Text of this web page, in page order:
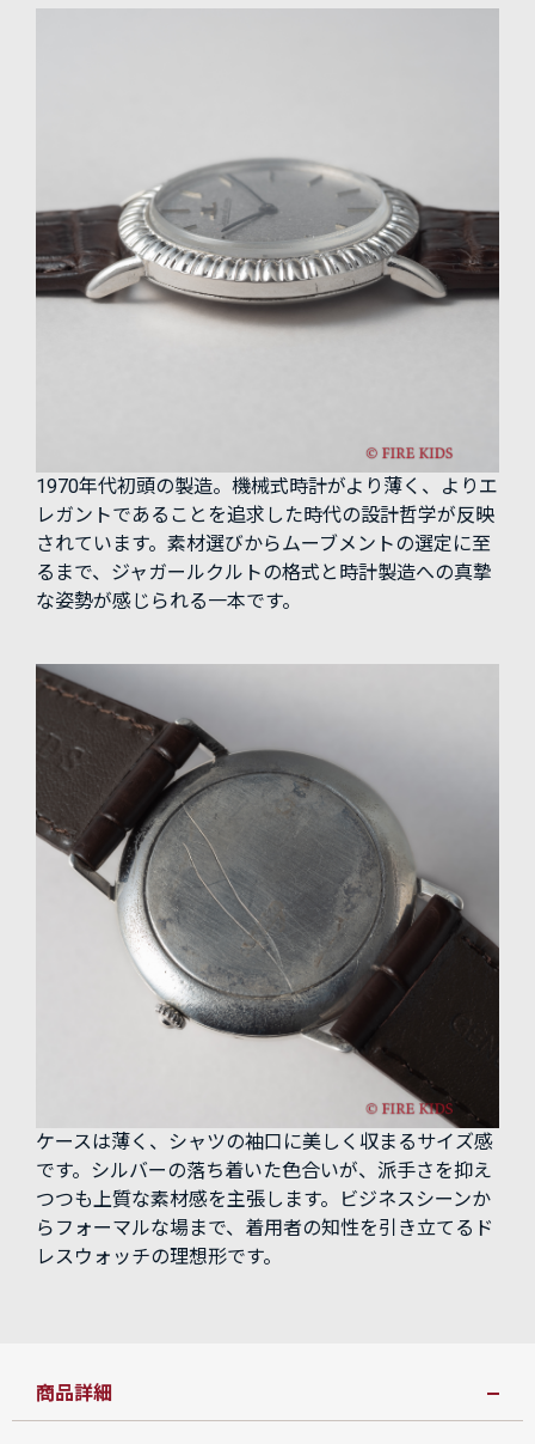
1970年代初頭の製造。機械式時計がより薄く、よりエ
レガントであることを追求した時代の設計哲学が反映
されています。素材選びからムーブメントの選定に至
るまで、ジャガールクルトの格式と時計製造への真摯
な姿勢が感じられる一本です。
ケースは薄く、シャツの袖口に美しく収まるサイズ感
です。シルバーの落ち着いた色合いが、派手さを抑え
つつも上質な素材感を主張します。ビジネスシーンか
らフォーマルな場まで、着用者の知性を引き立てるド
レスウォッチの理想形です。
商品詳細